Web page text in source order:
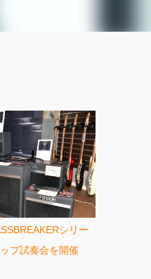
シリー
プ試奏会を開催